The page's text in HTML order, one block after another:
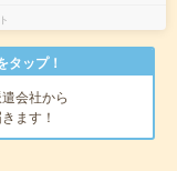
ップ！
会社から
ます！